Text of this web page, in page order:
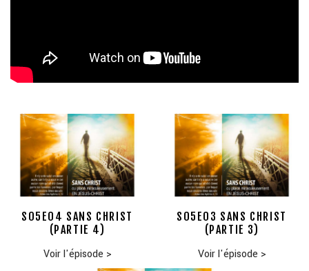
S05E04 SANS CHRIST
(PARTIE 4)
Voir l'épisode >
S05E03 SANS CHRIST
(PARTIE 3)
Voir l'épisode >